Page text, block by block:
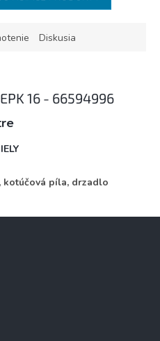
Diskusia
16 - 66594996
kotúčová píla, drzadlo